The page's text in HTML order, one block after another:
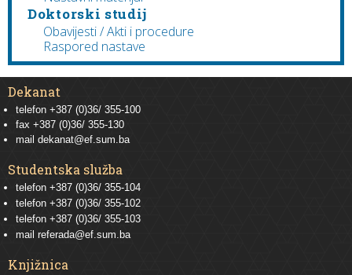
Doktorski studij
Obavijesti / Akti i procedure
Raspored nastave
Dekanat
telefon +387 (0)36/ 355-100
fax +387 (0)36/ 355-130
mail dekanat@ef.sum.ba
Studentska služba
telefon +387 (0)36/ 355-104
telefon +387 (0)36/ 355-102
telefon +387 (0)36/ 355-103
mail referada@ef.sum.ba
Knjižnica